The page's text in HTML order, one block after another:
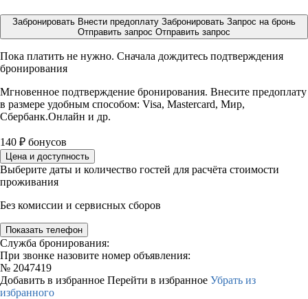
Забронировать Внести предоплату Забронировать Запрос на бронь
Отправить запрос Отправить запрос
Пока платить не нужно. Сначала дождитесь подтверждения
бронирования
Мгновенное подтверждение бронирования. Внесите предоплату
в размере удобным способом: Visa, Mastercard, Мир,
Сбербанк.Онлайн и др.
140 ₽ бонусов
Цена и доступность
Выберите даты и количество гостей для расчёта стоимости
проживания
Без комиссии и сервисных сборов
Показать телефон
Служба бронирования:
При звонке назовите номер объявления:
№ 2047419
Добавить в избранное Перейти в избранное Убрать из
избранного